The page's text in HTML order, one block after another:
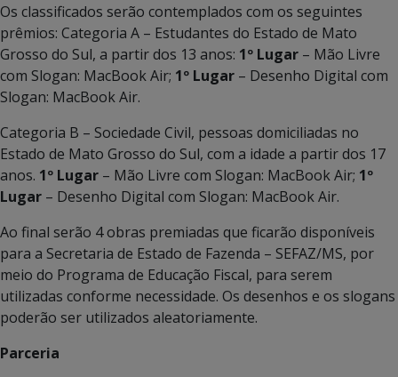
Os classificados serão contemplados com os seguintes
prêmios: Categoria A – Estudantes do Estado de Mato
Grosso do Sul, a partir dos 13 anos: 1º Lugar – Mão Livre
com Slogan: MacBook Air; 1º Lugar – Desenho Digital com
Slogan: MacBook Air.
Categoria B – Sociedade Civil, pessoas domiciliadas no
Estado de Mato Grosso do Sul, com a idade a partir dos 17
anos. 1º Lugar – Mão Livre com Slogan: MacBook Air; 1º
Lugar – Desenho Digital com Slogan: MacBook Air.
Ao final serão 4 obras premiadas que ficarão disponíveis
para a Secretaria de Estado de Fazenda – SEFAZ/MS, por
meio do Programa de Educação Fiscal, para serem
utilizadas conforme necessidade. Os desenhos e os slogans
poderão ser utilizados aleatoriamente.
Parceria